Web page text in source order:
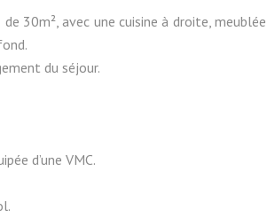
30m², avec une cuisine à droite, meublée
du séjour.
d’une VMC.